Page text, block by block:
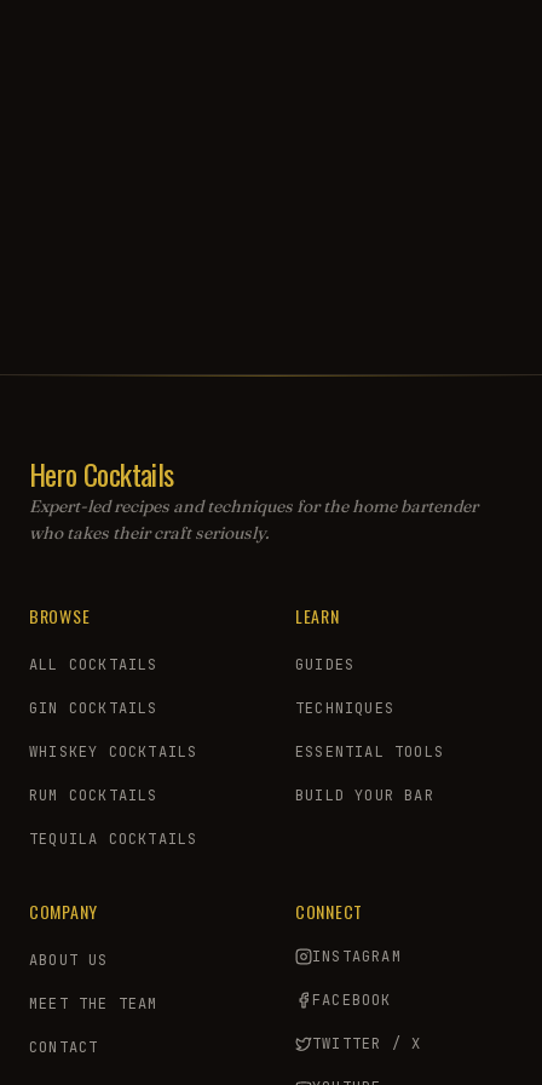
Hero Cocktails
Expert-led recipes and techniques for the home bartender
who takes their craft seriously.
BROWSE
ALL COCKTAILS
GIN COCKTAILS
WHISKEY COCKTAILS
RUM COCKTAILS
TEQUILA COCKTAILS
LEARN
GUIDES
TECHNIQUES
ESSENTIAL TOOLS
BUILD YOUR BAR
COMPANY
ABOUT US
MEET THE TEAM
CONTACT
CONNECT
INSTAGRAM
FACEBOOK
TWITTER / X